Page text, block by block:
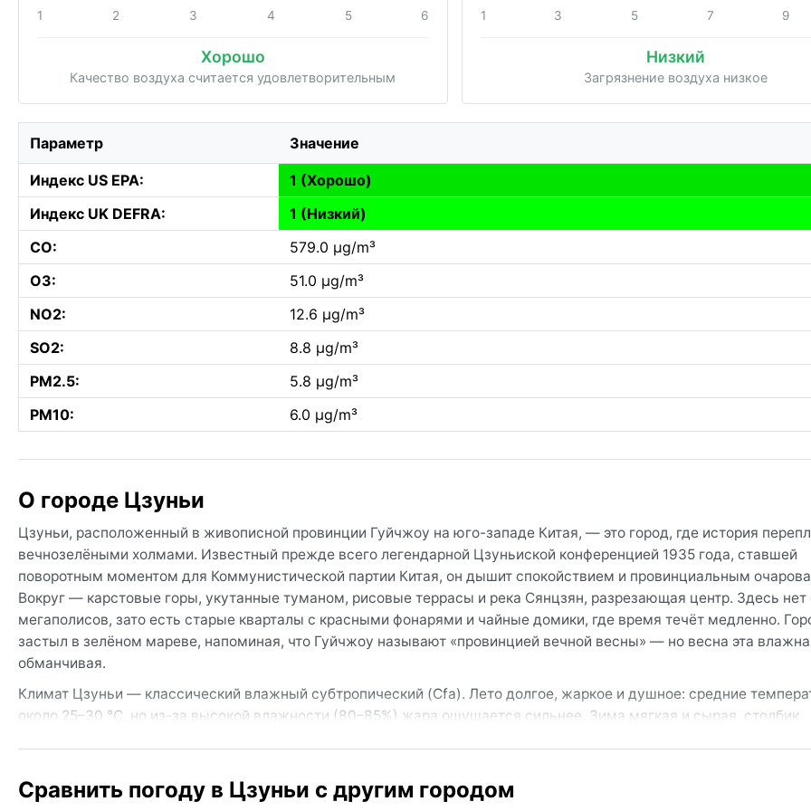
1 2 3 4 5 6
Хорошо
Качество воздуха считается удовлетворительным
1 3 5 7 9
Низкий
Загрязнение воздуха низкое
Параметр Значение
Индекс US EPA:
1 (Хорошо)
Индекс UK DEFRA:
1 (Низкий)
CO:
579.0 µg/m³
O3:
51.0 µg/m³
NO2:
12.6 µg/m³
SO2:
8.8 µg/m³
PM2.5:
5.8 µg/m³
PM10:
6.0 µg/m³
О городе Цзуньи
Цзуньи, расположенный в живописной провинции Гуйчжоу на юго-западе Китая, — это город, где история
вечнозелёными холмами. Известный прежде всего легендарной Цзуньиской конференцией 1935 года, ставшей
поворотным моментом для Коммунистической партии Китая, он дышит спокойствием и провинциальным
Вокруг — карстовые горы, укутанные туманом, рисовые террасы и река Сянцзян, разрезающая центр. Здесь нет
мегаполисов, зато есть старые кварталы с красными фонарями и чайные домики, где время течёт медленно.
застыл в зелёном мареве, напоминая, что Гуйчжоу называют «провинцией вечной весны» — но весна эта
обманчивая.
Климат Цзуньи — классический влажный субтропический (Cfa). Лето долгое, жаркое и душное: средние
около 25–30 °C, но из-за высокой влажности (80–85%) жара ощущается сильнее. Зима мягкая и сырая, столбик
дышащую одежду, дождевик и непромокаемую обувь, а для зимы — тёплую куртку и зонт, ведь солнца в
феврале почти не видно.
Сравнить погоду в Цзуньи с другим городом